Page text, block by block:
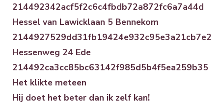
214492342acf5f2c6c4fbdb72a872fc6a7a44d
Hessel van Lawicklaan 5 Bennekom
2144927529dd31fb19424e932c95e3a21cb7e2
Hessenweg 24 Ede
214492ca3cc85bc63142f985d5b4f5ea259b35
Het klikte meteen
Hij doet het beter dan ik zelf kan!